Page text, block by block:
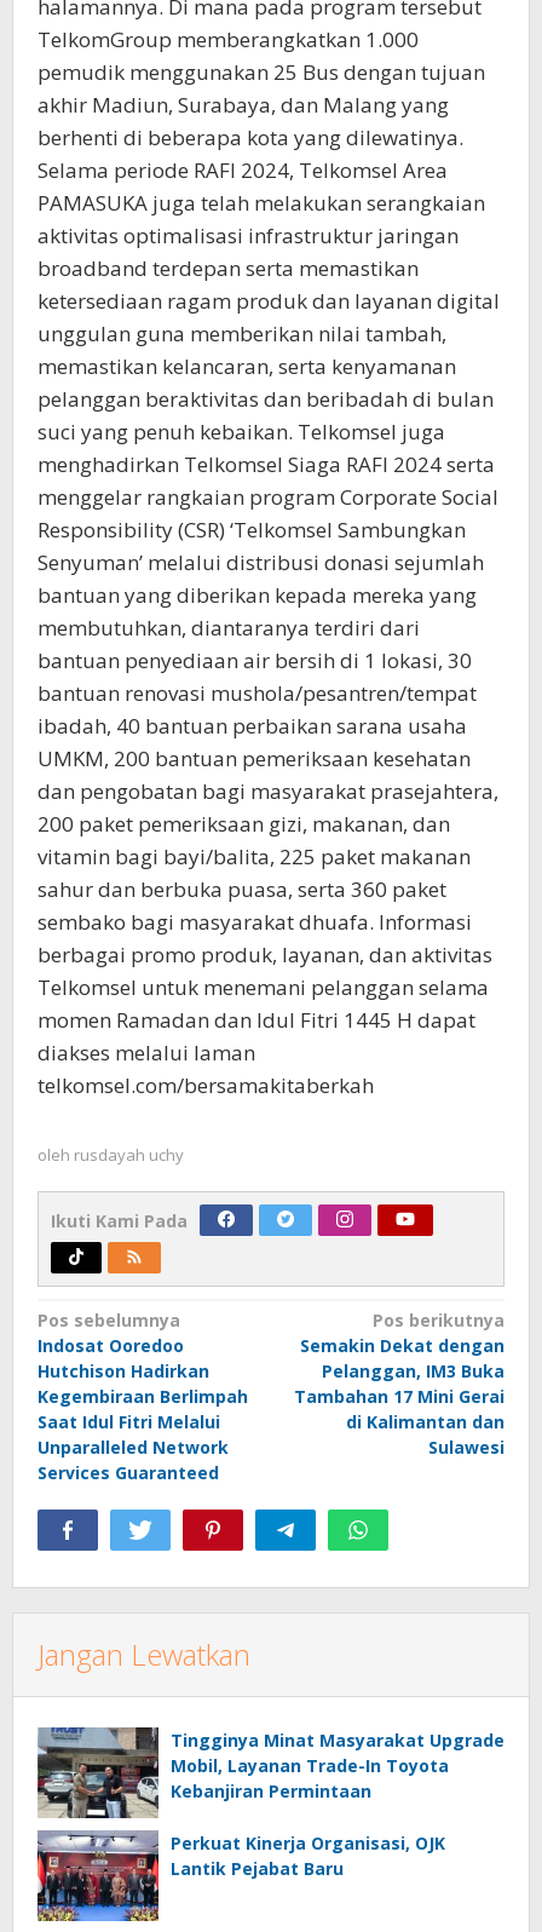
halamannya. Di mana pada program tersebut
TelkomGroup memberangkatkan 1.000
pemudik menggunakan 25 Bus dengan tujuan
akhir Madiun, Surabaya, dan Malang yang
berhenti di beberapa kota yang dilewatinya.
Selama periode RAFI 2024, Telkomsel Area
PAMASUKA juga telah melakukan serangkaian
aktivitas optimalisasi infrastruktur jaringan
broadband terdepan serta memastikan
ketersediaan ragam produk dan layanan digital
unggulan guna memberikan nilai tambah,
memastikan kelancaran, serta kenyamanan
pelanggan beraktivitas dan beribadah di bulan
suci yang penuh kebaikan. Telkomsel juga
menghadirkan Telkomsel Siaga RAFI 2024 serta
menggelar rangkaian program Corporate Social
Responsibility (CSR) ‘Telkomsel Sambungkan
Senyuman’ melalui distribusi donasi sejumlah
bantuan yang diberikan kepada mereka yang
membutuhkan, diantaranya terdiri dari
bantuan penyediaan air bersih di 1 lokasi, 30
bantuan renovasi mushola/pesantren/tempat
ibadah, 40 bantuan perbaikan sarana usaha
UMKM, 200 bantuan pemeriksaan kesehatan
dan pengobatan bagi masyarakat prasejahtera,
200 paket pemeriksaan gizi, makanan, dan
vitamin bagi bayi/balita, 225 paket makanan
sahur dan berbuka puasa, serta 360 paket
sembako bagi masyarakat dhuafa. Informasi
berbagai promo produk, layanan, dan aktivitas
Telkomsel untuk menemani pelanggan selama
momen Ramadan dan Idul Fitri 1445 H dapat
diakses melalui laman
telkomsel.com/bersamakitaberkah
oleh rusdayah uchy
Ikuti Kami Pada
Navigasi
pos
Pos sebelumnya
Indosat Ooredoo
Hutchison Hadirkan
Kegembiraan Berlimpah
Saat Idul Fitri Melalui
Unparalleled Network
Services Guaranteed
Pos berikutnya
Semakin Dekat dengan
Pelanggan, IM3 Buka
Tambahan 17 Mini Gerai
di Kalimantan dan
Sulawesi
Jangan Lewatkan
Tingginya Minat Masyarakat Upgrade
Mobil, Layanan Trade-In Toyota
Kebanjiran Permintaan
Perkuat Kinerja Organisasi, OJK
Lantik Pejabat Baru